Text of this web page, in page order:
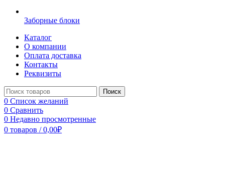
Заборные блоки
Каталог
О компании
Оплата доставка
Контакты
Реквизиты
Поиск
0 Список желаний
0 Сравнить
0 Недавно просмотренные
0 товаров / 0,00₽